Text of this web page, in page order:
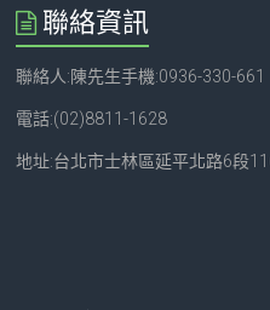
聯絡資訊
聯絡人:陳先生手機:0936-330-661
電話:(02)8811-1628
地址:台北市士林區延平北路6段